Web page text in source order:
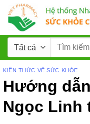
KIẾN THỨC VỀ SỨC KHỎE
Hướng
Ngọc Linh